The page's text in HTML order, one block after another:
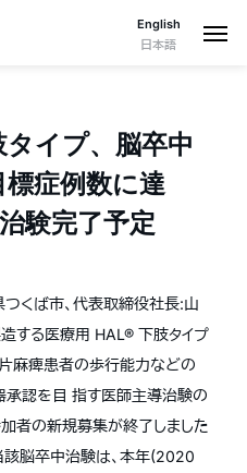
English
日本語
イプ、脳卒中
症例数に達
験完了予定
くば市、代表取締役社長:山
造する医療用 HAL® 下肢タイプ
麻痺患者の歩行能力などの
認を目 指す医師主導治験の
者の新規募集が終了しました
該脳卒中治験は、本年(2020